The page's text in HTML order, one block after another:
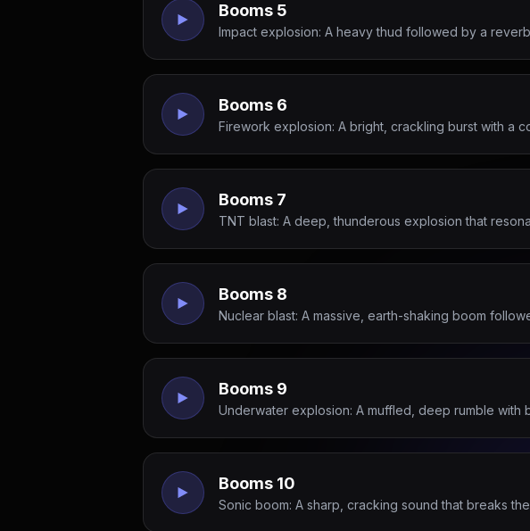
Booms 5
Impact explosion: A heavy thud followed by a
Booms 6
Firework explosion: A bright, crackling burst with a
Booms 7
TNT blast: A deep, thunderous explosion that
Booms 8
Nuclear blast: A massive, earth-shaking boom
Booms 9
Underwater explosion: A muffled, deep rumble with
Booms 10
Sonic boom: A sharp, cracking sound that breaks